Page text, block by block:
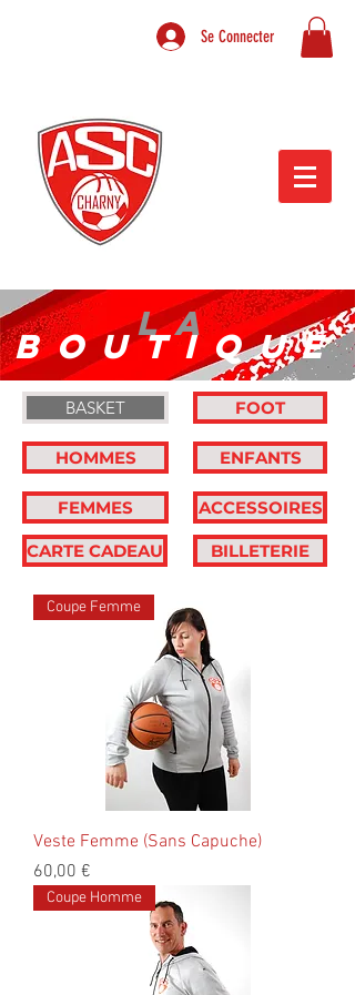
Se Connecter
LA
BOUTIQUE
BASKET
HOMMES
FEMMES
CARTE CADEAU
FOOT
ENFANTS
ACCESSOIRES
BILLETERIE
Coupe Femme
Veste Femme (Sans Capuche)
Prix
60,00 €
Coupe Homme